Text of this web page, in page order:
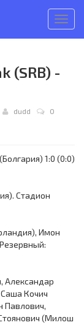
меню
(SRB) -
dudd
0
1:0 (0:0)
Стадион
Имон
Александар
Кочич
Павлович,
(Милош